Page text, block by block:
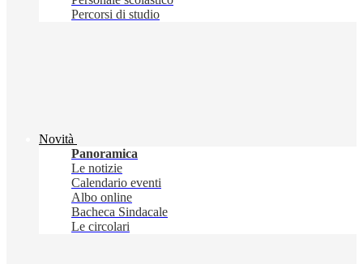
Percorsi di studio
Novità
Panoramica
Le notizie
Calendario eventi
Albo online
Bacheca Sindacale
Le circolari